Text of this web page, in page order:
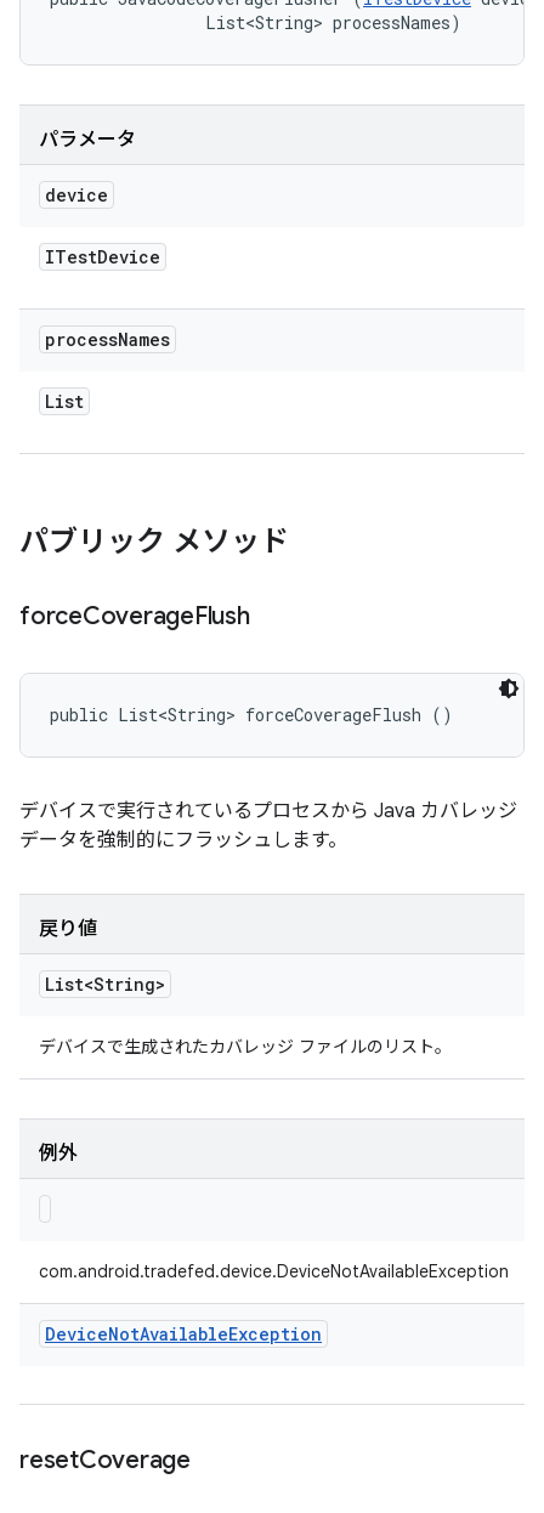
                List<String> processNames)
パラメータ
device
ITestDevice
processNames
List
パブリック メソッド
forceCoverageFlush
public List<String> forceCoverageFlush ()
デバイスで実行されているプロセスから Java カバレッジ
データを強制的にフラッシュします。
戻り値
List<String>
デバイスで生成されたカバレッジ ファイルのリスト。
例外
com.android.tradefed.device.DeviceNotAvailableException
DeviceNotAvailableException
resetCoverage